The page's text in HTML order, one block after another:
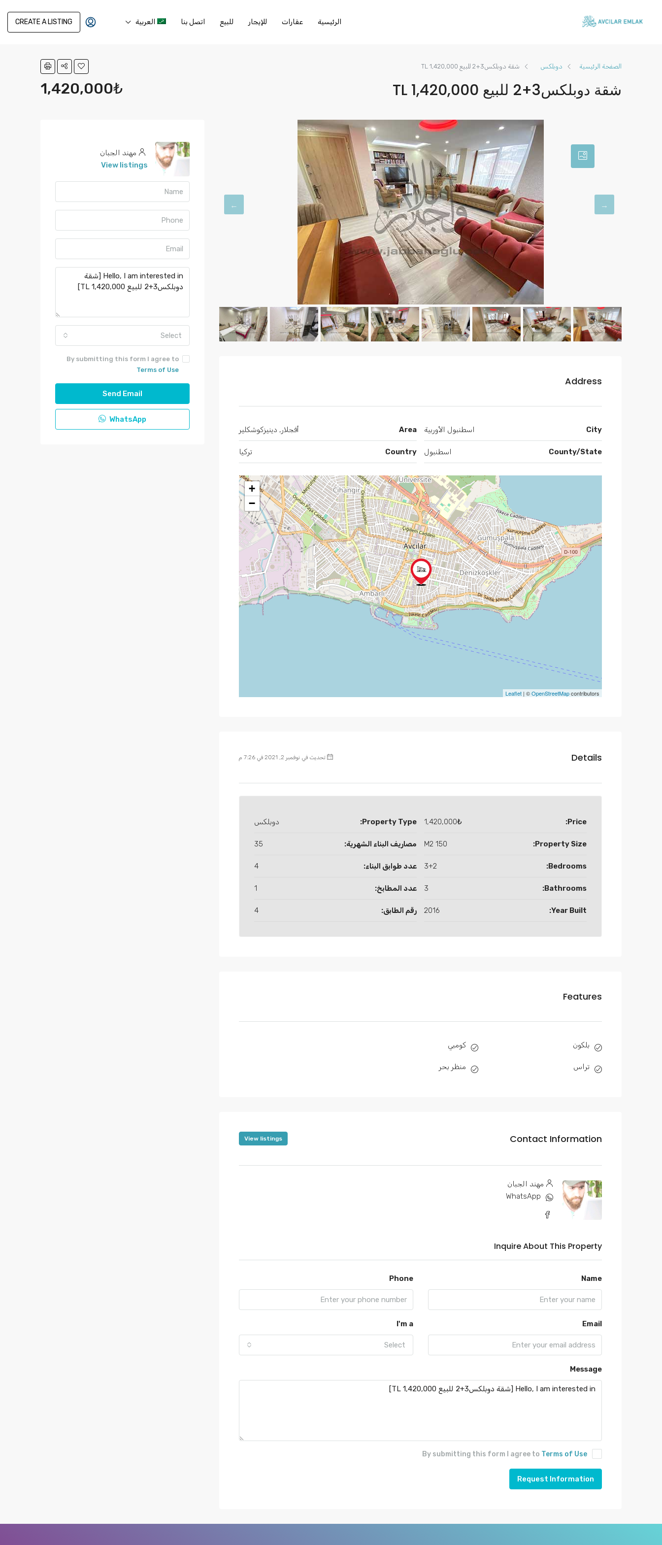
الرئيسية عقارات للإيجار للبيع اتصل بنا العربية CREATE A LISTING
الصفحة الرئيسية دوبلكس شقة دوبلكس3+2 للبيع TL 1,420,000
شقة دوبلكس3+2 للبيع TL 1,420,000 1,420,000₺
Address
City اسطنبول الأوربية
County/State اسطنبول
Area أفجلار, دينيزكوشكلير
Country تركيا
+
−
Leaflet | ©OpenStreetMapcontributors
Details تحديث في نوفمبر 2, 2021 في 7:26 م
Price:
1,420,000₺
Property Size:
150 M2
Bedrooms:
3+2
Bathrooms:
3
Year Built:
2016
Property Type: دوبلكس
مصاريف البناء الشهرية: 35
عدد طوابق البناء: 4
عدد المطابخ: 1
رقم الطابق: 4
Features
بلكون
تراس
كومبي
منظر بحر
Contact Information
View listings
مهند الجبان
WhatsApp
Inquire About This Property
Name
Phone
Email
I'm a
Select
Message
By submitting this form I agree to Terms of Use
Request Information
مهند الجبان
View listings
Select
By submitting this form I agree to
Terms of Use
Send Email
WhatsApp